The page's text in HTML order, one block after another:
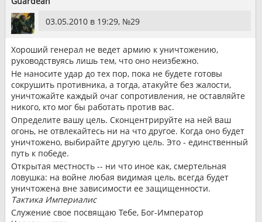
03.05.2010 в 19:29, №29
Хороший генерал не ведет армию к уничтожению,
руководствуясь лишь тем, что оно неизбежно.
Не наносите удар до тех пор, пока не будете готовы
сокрушить противника, а тогда, атакуйте без жалости,
уничтожайте каждый очаг сопротивления, не оставляйте
никого, кто мог бы работать против вас.
Определите вашу цель. Сконцентрируйте на ней ваш
огонь, не отвлекайтесь ни на что другое. Когда оно будет
уничтожено, выбирайте другую цель. Это - единственный
путь к победе.
Открытая местность -- ни что иное как, смертельная
ловушка: на войне любая видимая цель, всегда будет
уничтожена вне зависимости ее защищенности.
Тактика Империалис
Служение свое посвящаю Тебе, Бог-Император